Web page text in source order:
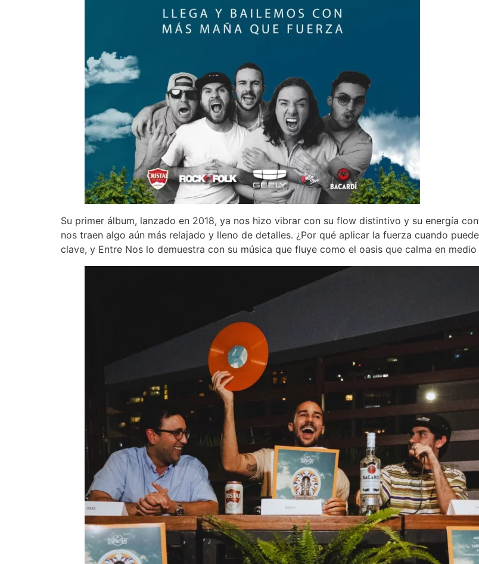
Su primer álbum, lanzado en 2018, ya nos hizo vibrar con su flow distintivo y su energía
nos traen algo aún más relajado y lleno de detalles. ¿Por qué aplicar la fuerza cuando
clave, y Entre Nos lo demuestra con su música que fluye como el oasis que calma en medio